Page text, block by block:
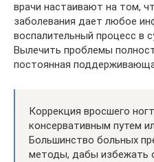
врачи настаивают на том,
заболевания дает любое
воспалительный процесс в
Вылечить проблемы
постоянная
Коррекция вросшего
консервативным путем
Большинство больных
методы, дабы избежать